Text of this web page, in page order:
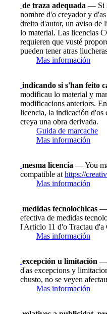
de traza adequada — Si
nombre d'o creyador y
dreito d'autor, un aviso de
lo material. Las licencias
requieren que vusté
pueden tener atras
Mas información
indicando si s'han feito
modificau lo material y
modificacions anteriors.
licencia, la indicación d'os
creya una obra derivada.
Guida de marcache
Mas información
mesma licencia — You
compatible at https://
Mas información
medidas tecnolochicas —
efectiva de medidas
l'Articlo 11 d'o Tractau d'a
Mas información
excepción u limitación —
d'as excepcions y
chusto, no se veyen
Mas información